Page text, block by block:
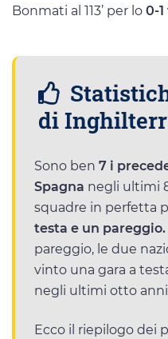
Bonmati al 113’ per lo 0-
di
Sono ben 7 i
Spagna negli ultimi
squadre in perfetta
testa e un pareggio.
pareggio, le due
vinto una gara a
negli ultimi otto
Ecco il riepilogo dei